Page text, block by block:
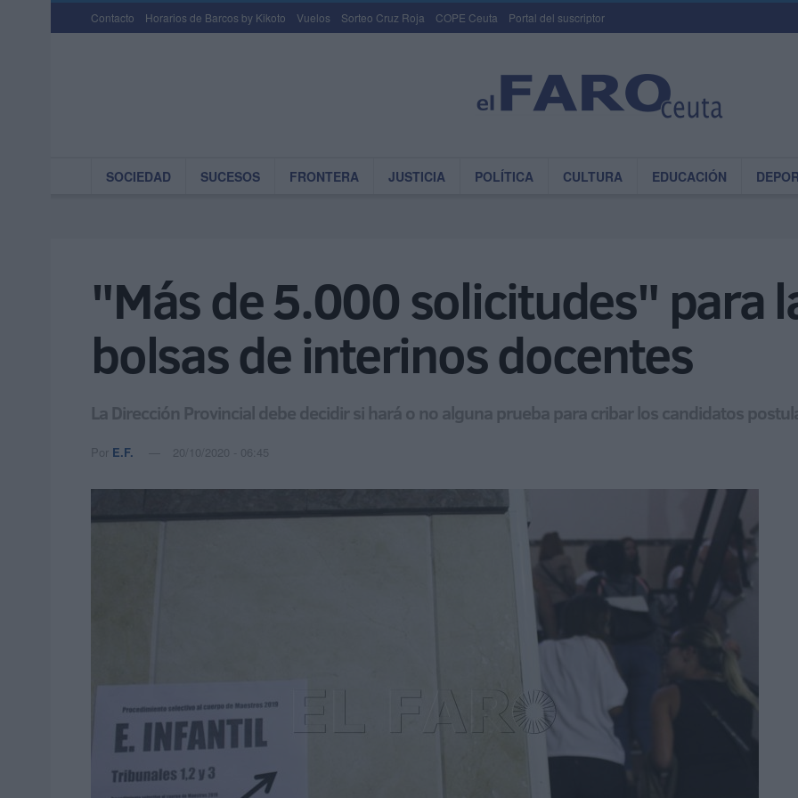
Contacto Horarios de Barcos by Kikoto Vuelos Sorteo Cruz Roja COPE Ceuta Portal del suscriptor
SOCIEDAD SUCESOS FRONTERA JUSTICIA POLÍTICA CULTURA EDUCACIÓN
"Más de 5.000 solicitudes" para
bolsas de interinos docentes
La Dirección Provincial debe decidir si hará o no alguna prueba para cribar los candidatos
Por E.F. 20/10/2020 - 06:45